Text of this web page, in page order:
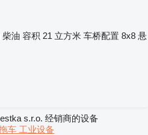
柴油 容积 21 立方米 车桥配置 8x8 悬
s.r.o. 经销商的设备
车 工业设备